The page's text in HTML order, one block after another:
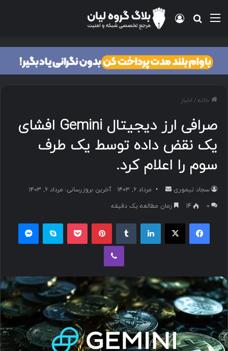
منو جستجو برای
ورود
خانه/ اخبار
صرافی ارز دیجیتال Gemini افشای
یک نقض داده توسط یک طرف
سوم را اعلام کرد.
سجاد تیموری
ا
ی
م
ی
مرداد ۶, ۱۴۰۳
آخرین بروزرسانی: مرداد ۶, ۱۴۰۳
۰
14 زمان مطالعه یک دقیقه
فیسبوک ایکس لینکداین پینتریست پاکت اسکایپ
وایبر